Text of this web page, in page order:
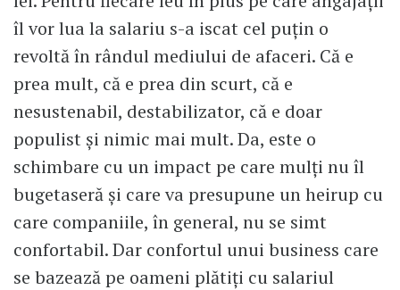
îl vor lua la salariu s-a iscat cel puțin o
revoltă în rândul mediului de afaceri. Că e
prea mult, că e prea din scurt, că e
nesustenabil, destabilizator, că e doar
populist și nimic mai mult. Da, este o
schimbare cu un impact pe care mulți nu îl
bugetaseră și care va presupune un heirup cu
care companiile, în general, nu se simt
confortabil. Dar confortul unui business care
se bazează pe oameni plătiți cu salariul